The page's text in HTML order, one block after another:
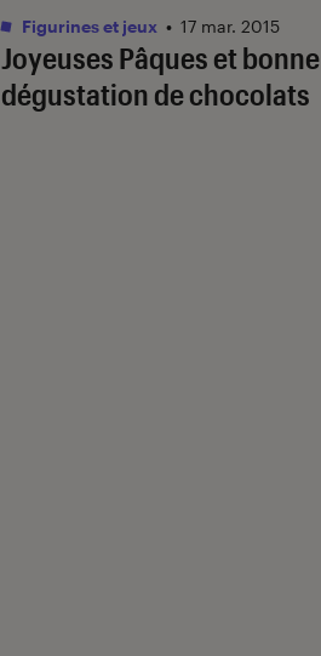
Joyeuses Pâques et bonne
dégustation de chocolats
Figurines et jeux • 17 mar. 2015